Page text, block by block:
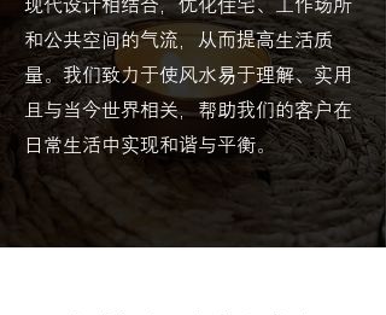
现代设计相结合，优化住宅、工作场所
和公共空间的气流，从而提高生活质
量。我们致力于使风水易于理解、实用
且与当今世界相关，帮助我们的客户在
日常生活中实现和谐与平衡。